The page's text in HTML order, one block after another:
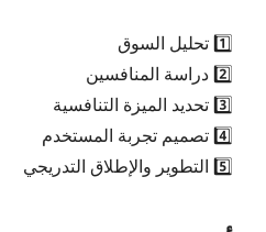
1️⃣ تحليل السوق
2️⃣ دراسة المنافسين
3️⃣ تحديد الميزة التنافسية
4️⃣ تصميم تجربة المستخدم
5️⃣ التطوير والإطلاق التدريجي